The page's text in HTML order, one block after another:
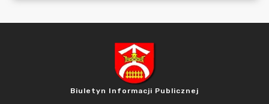
Biuletyn Informacji Publicznej